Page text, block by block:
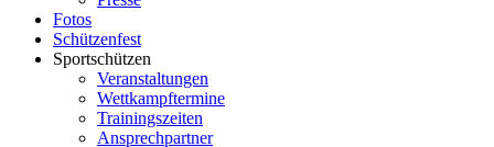
Fotos
Schützenfest
Sportschützen
Veranstaltungen
Wettkampftermine
Trainingszeiten
Ansprechpartner